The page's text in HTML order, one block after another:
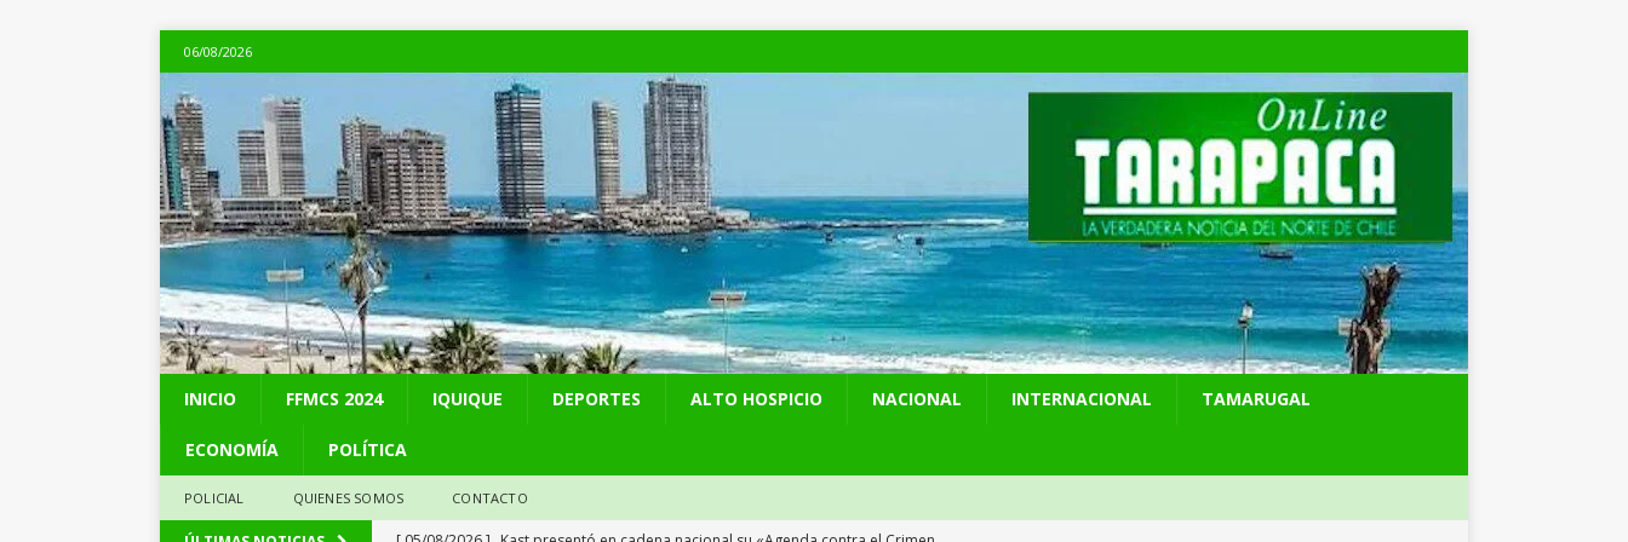
06/08/2026
INICIO FFMCS 2024 IQUIQUE DEPORTES ALTO HOSPICIO NACIONAL INTERNACIONAL TAMARUGAL
ECONOMÍA POLÍTICA
POLICIAL QUIENES SOMOS CONTACTO